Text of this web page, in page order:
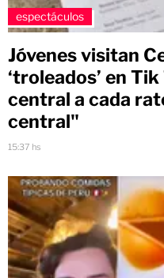
espectáculos
Jóvenes visitan
‘troleados’ en
central a cada
central"
15:37 hs